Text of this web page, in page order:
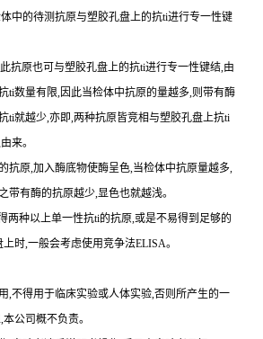
中的待测抗原与塑胶孔盘上的抗ti进行专一性键
抗原也可与塑胶孔盘上的抗ti进行专一性键结,由
ti数量有限,因此当检体中抗原的量越多,则带有酶
ti就越少,亦即,两种抗原皆竞相与塑胶孔盘上抗ti
来。
抗原,加入酶底物使酶呈色,当检体中抗原量越多,
带有酶的抗原越少,显色也就越浅。
两种以上单一性抗ti的抗原,或是不易得到足够的
上时,一般会考虑使用竞争法ELISA。
,不得用于临床实验或人体实验,否则所产生的一
公司概不负责。